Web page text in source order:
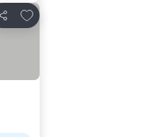
Compartir
Añadir a favoritos